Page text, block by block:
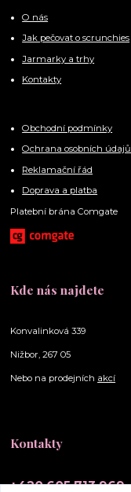
O nás
Jak pečovat o scrunchies
Jarmarky a trhy
Kontakty
Obchodní podmínky
Ochrana osobních údajů
Reklamační řád
Doprava a platba
Platební brána Comgate
Kde nás najdete
Konvalinková 339
Nižbor, 267 05
Nebo na prodejních akcí
Kontakty
+420 605 713 969